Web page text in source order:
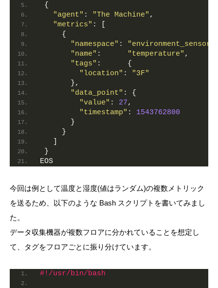
{
"agent" : "The Machine" ,
"metrics" : [
     {
"namespace" : "environment_sensor"
"name" : "temperature" ,
"tags" :      {
"location" :
"3F"
       },
"data_point" : {
"value" : 27,
"timestamp" : 1543762800
       }
     }
}
EOS
今回は例として温度と湿度(値はランダム)の複数メトリック
を送るため、以下のような Bash スクリプトを書いてみまし
た。
データ収集機器が複数フロアに分かれていることを想定し
て、タグをフロアごとに振り分けています。
#!/usr/bin/bash